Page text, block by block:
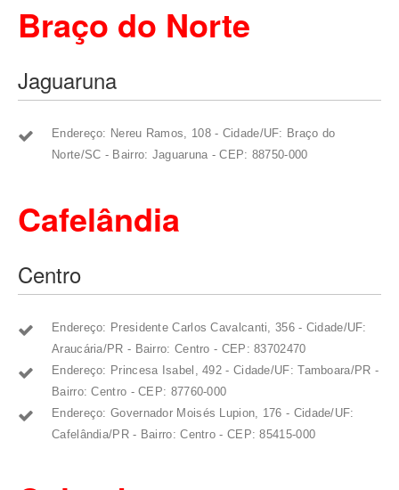
Braço do Norte
Jaguaruna
Endereço: Nereu Ramos, 108 - Cidade/UF: Braço do
Norte/SC - Bairro: Jaguaruna - CEP: 88750-000
Cafelândia
Centro
Endereço: Presidente Carlos Cavalcanti, 356 - Cidade/UF:
Araucária/PR - Bairro: Centro - CEP: 83702470
Endereço: Princesa Isabel, 492 - Cidade/UF: Tamboara/PR -
Bairro: Centro - CEP: 87760-000
Endereço: Governador Moisés Lupion, 176 - Cidade/UF:
Cafelândia/PR - Bairro: Centro - CEP: 85415-000